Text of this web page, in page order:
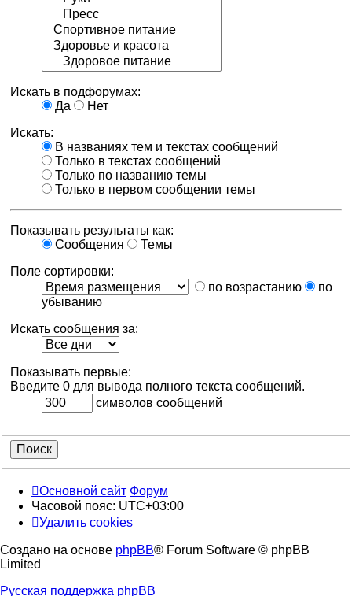
Искать в подфорумах:
Да
Нет
Искать:
В названиях тем и текстах сообщений
Только в текстах сообщений
Только по названию темы
Только в первом сообщении темы
Показывать результаты как:
Сообщения
Темы
Поле сортировки:
по возрастанию
по
убыванию
Искать сообщения за:
Показывать первые:
Введите 0 для вывода полного текста сообщений.
символов сообщений
Основной сайт Форум
Часовой пояс: UTC+03:00
Удалить cookies
Создано на основе phpBB® Forum Software © phpBB
Limited
Русская поддержка phpBB